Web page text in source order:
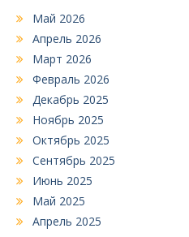
Май 2026
Апрель 2026
Март 2026
Февраль 2026
Декабрь 2025
Ноябрь 2025
Октябрь 2025
Сентябрь 2025
Июнь 2025
Май 2025
Апрель 2025